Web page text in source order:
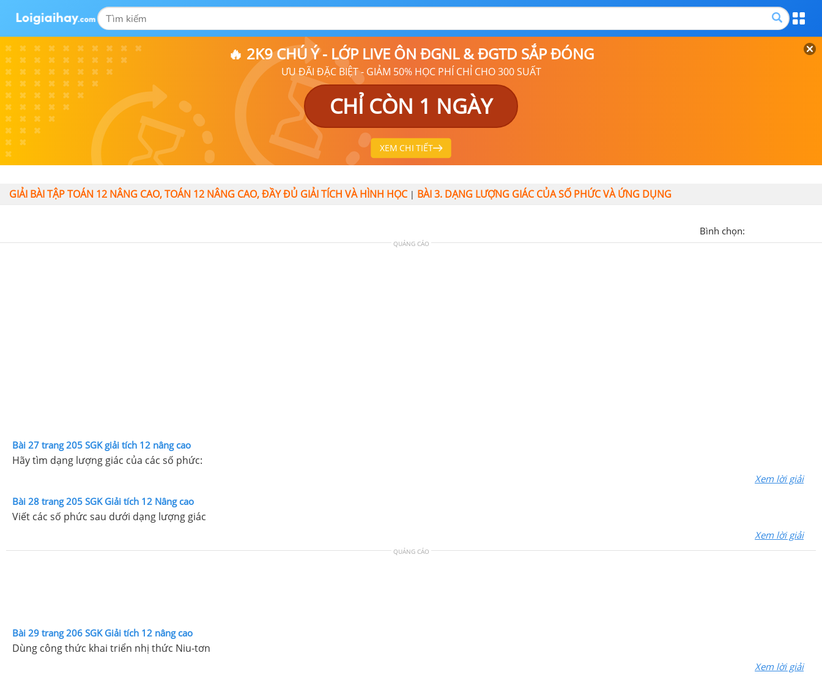
🔥 2K9 CHÚ Ý - LỚP LIVE ÔN ĐGNL & ĐGTD SẮP ĐÓNG
ƯU ĐÃI ĐẶC BIỆT - GIẢM 50% HỌC PHÍ CHỈ CHO 300 SUẤT
CHỈ CÒN 1 NGÀY
XEM CHI TIẾT
GIẢI BÀI TẬP TOÁN 12 NÂNG CAO, TOÁN 12 NÂNG CAO, ĐẦY ĐỦ GIẢI TÍCH VÀ HÌNH HỌC| BÀI 3. DẠNG LƯỢNG GIÁC CỦA SỐ PHỨC VÀ ỨNG DỤNG
Bình chọn:
QUẢNG CÁO
Bài 27 trang 205 SGK giải tích 12 nâng cao
Hãy tìm dạng lượng giác của các số phức:
Xem lời giải
Bài 28 trang 205 SGK Giải tích 12 Nâng cao
Viết các số phức sau dưới dạng lượng giác
Xem lời giải
QUẢNG CÁO
Bài 29 trang 206 SGK Giải tích 12 nâng cao
Dùng công thức khai triển nhị thức Niu-tơn
Xem lời giải